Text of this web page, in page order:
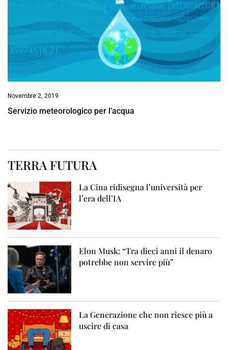
Novembre 2, 2019
Servizio meteorologico per l’acqua
TERRA FUTURA
La Cina ridisegna l’università per
l’era dell’IA
Elon Musk: “Tra dieci anni il denaro
potrebbe non servire più”
La Generazione che non riesce più a
uscire di casa